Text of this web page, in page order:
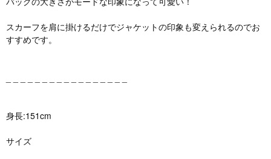
スカーフを肩に掛けるだけでジャケットの印象も変えられるのでお
すすめです。
身長:151cm
サイズ